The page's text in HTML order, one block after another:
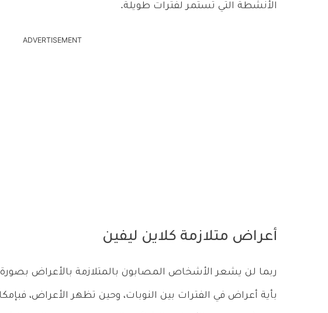
الأنشطة التي تستمر لفترات طويلة.
ADVERTISEMENT
أعراض متلازمة كلاين ليفين
ربما لن يشعر الأشخاص المصابون بالمتلازمة بالأعراض
بأية أعراض في الفترات بين النوبات، وحين تظهر الأعراض،